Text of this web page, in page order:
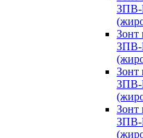
ЗПВ-
Зонт
ЗПВ-
Зонт
ЗПВ-
Зонт
ЗПВ-